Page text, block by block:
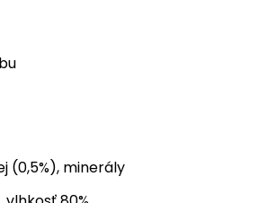
(0,5%), minerály